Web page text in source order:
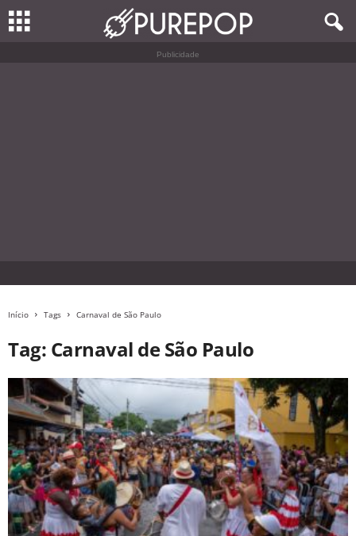
Publicidade
Início Tags Carnaval de São Paulo
Tag: Carnaval de São Paulo